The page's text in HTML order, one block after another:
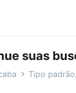
metragem
na Loft.
SP?
suas
Tipo